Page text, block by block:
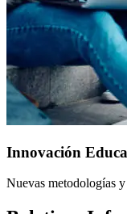
Innovación
Nuevas metodologías